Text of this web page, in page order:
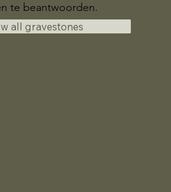
te beantwoorden.
all gravestones